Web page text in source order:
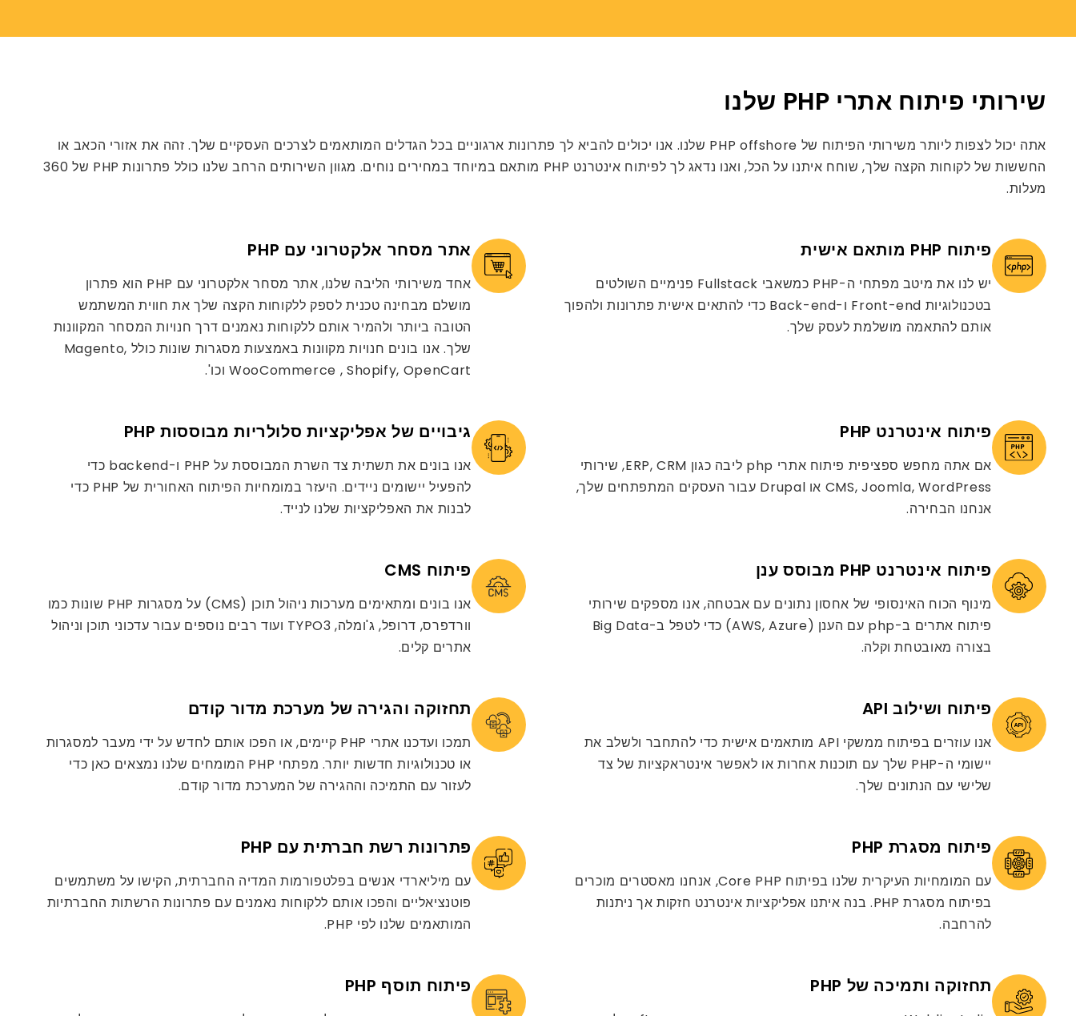
שירותי פיתוח אתרי PHP שלנו
אתה יכול לצפות ליותר משירותי הפיתוח של PHP offshore שלנו. אנו יכולים להביא לך פתרונות ארגוניים בכל הגדלים המותאמים לצרכים העסקיים שלך. זהה את אזורי הכאב או
החששות של לקוחות הקצה שלך, שוחח איתנו על הכל, ואנו נדאג לך לפיתוח אינטרנט PHP מותאם במיוחד במחירים נוחים. מגוון השירותים הרחב שלנו כולל פתרונות PHP של 360
מעלות.
פיתוח PHP מותאם אישית
יש לנו את מיטב מפתחי ה-PHP כמשאבי Fullstack פנימיים השולטים
בטכנולוגיות Front-end ו-Back-end כדי להתאים אישית פתרונות ולהפוך
אותם להתאמה מושלמת לעסק שלך.
אתר מסחר אלקטרוני עם PHP
אחד משירותי הליבה שלנו, אתר מסחר אלקטרוני עם PHP הוא פתרון
מושלם מבחינה טכנית לספק ללקוחות הקצה שלך את חווית המשתמש
הטובה ביותר ולהמיר אותם ללקוחות נאמנים דרך חנויות המסחר המקוונות
שלך. אנו בונים חנויות מקוונות באמצעות מסגרות שונות כולל Magento,
WooCommerce , Shopify, OpenCart וכו'.
פיתוח אינטרנט PHP
אם אתה מחפש ספציפית פיתוח אתרי php ליבה כגון ERP, CRM, שירותי
CMS, Joomla, WordPress או Drupal עבור העסקים המתפתחים שלך,
אנחנו הבחירה.
גיבויים של אפליקציות סלולריות מבוססות PHP
אנו בונים את תשתית צד השרת המבוססת על PHP ו-backend כדי
להפעיל יישומים ניידים. היעזר במומחיות הפיתוח האחורית של PHP כדי
לבנות את האפליקציות שלנו לנייד.
פיתוח אינטרנט PHP מבוסס ענן
מינוף הכוח האינסופי של אחסון נתונים עם אבטחה, אנו מספקים שירותי
פיתוח אתרים ב-php עם הענן (AWS, Azure) כדי לטפל ב-Big Data
בצורה מאובטחת וקלה.
פיתוח CMS
אנו בונים ומתאימים מערכות ניהול תוכן (CMS) על מסגרות PHP שונות כמו
וורדפרס, דרופל, ג'ומלה, TYPO3 ועוד רבים נוספים עבור עדכוני תוכן וניהול
אתרים קלים.
פיתוח ושילוב API
אנו עוזרים בפיתוח ממשקי API מותאמים אישית כדי להתחבר ולשלב את
יישומי ה-PHP שלך עם תוכנות אחרות או לאפשר אינטראקציות של צד
שלישי עם הנתונים שלך.
תחזוקה והגירה של מערכת מדור קודם
תמכו ועדכנו אתרי PHP קיימים, או הפכו אותם לחדש על ידי מעבר למסגרות
או טכנולוגיות חדשות יותר. מפתחי PHP המומחים שלנו נמצאים כאן כדי
לעזור עם התמיכה וההגירה של המערכת מדור קודם.
פיתוח מסגרת PHP
עם המומחיות העיקרית שלנו בפיתוח Core PHP, אנחנו מאסטרים מוכרים
בפיתוח מסגרת PHP. בנה איתנו אפליקציות אינטרנט חזקות אך ניתנות
להרחבה.
פתרונות רשת חברתית עם PHP
עם מיליארדי אנשים בפלטפורמות המדיה החברתית, הקישו על משתמשים
פוטנציאליים והפכו אותם ללקוחות נאמנים עם פתרונות הרשתות החברתיות
המותאמים שלנו לפי PHP.
תחזוקה ותמיכה של PHP פיתוח תוסף PHP